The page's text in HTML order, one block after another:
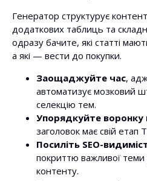
Генератор структурує
додаткових таблиць та
одразу бачите, які статті
а які — вести до покупки.
Заощаджуйте час,
автоматизує мозковий
селекцію тем.
Упорядкуйте воронку
заголовок має свій етап
Посиліть SEO-
покриттю важливої теми
контенту.